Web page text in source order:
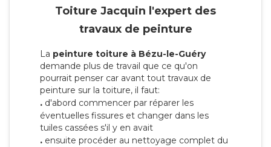
Toiture Jacquin l'expert des
travaux de peinture
La peinture toiture à Bézu-le-Guéry
demande plus de travail que ce qu'on
pourrait penser car avant tout travaux de
peinture sur la toiture, il faut:
. d'abord commencer par réparer les
éventuelles fissures et changer dans les
tuiles cassées s'il y en avait
. ensuite procéder au nettoyage complet du